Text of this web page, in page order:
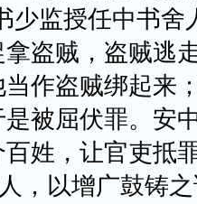
少监授任中书
盗贼，盗贼逃
作盗贼绑起来
被屈伏罪。安
姓，让官吏抵
以增广鼓铸之